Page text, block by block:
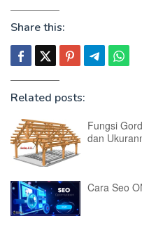
Share this:
Related posts:
Fungsi
dan
Cara Seo